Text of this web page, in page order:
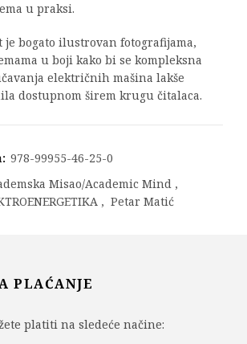
u praksi.
je bogato ilustrovan fotografijama,
u boji kako bi se kompleksna
električnih mašina lakše
dostupnom širem krugu čitalaca.
978-99955-46-25-0
Misao/Academic Mind ,
, Petar Matić
PLAĆANJE
platiti na sledeće načine: